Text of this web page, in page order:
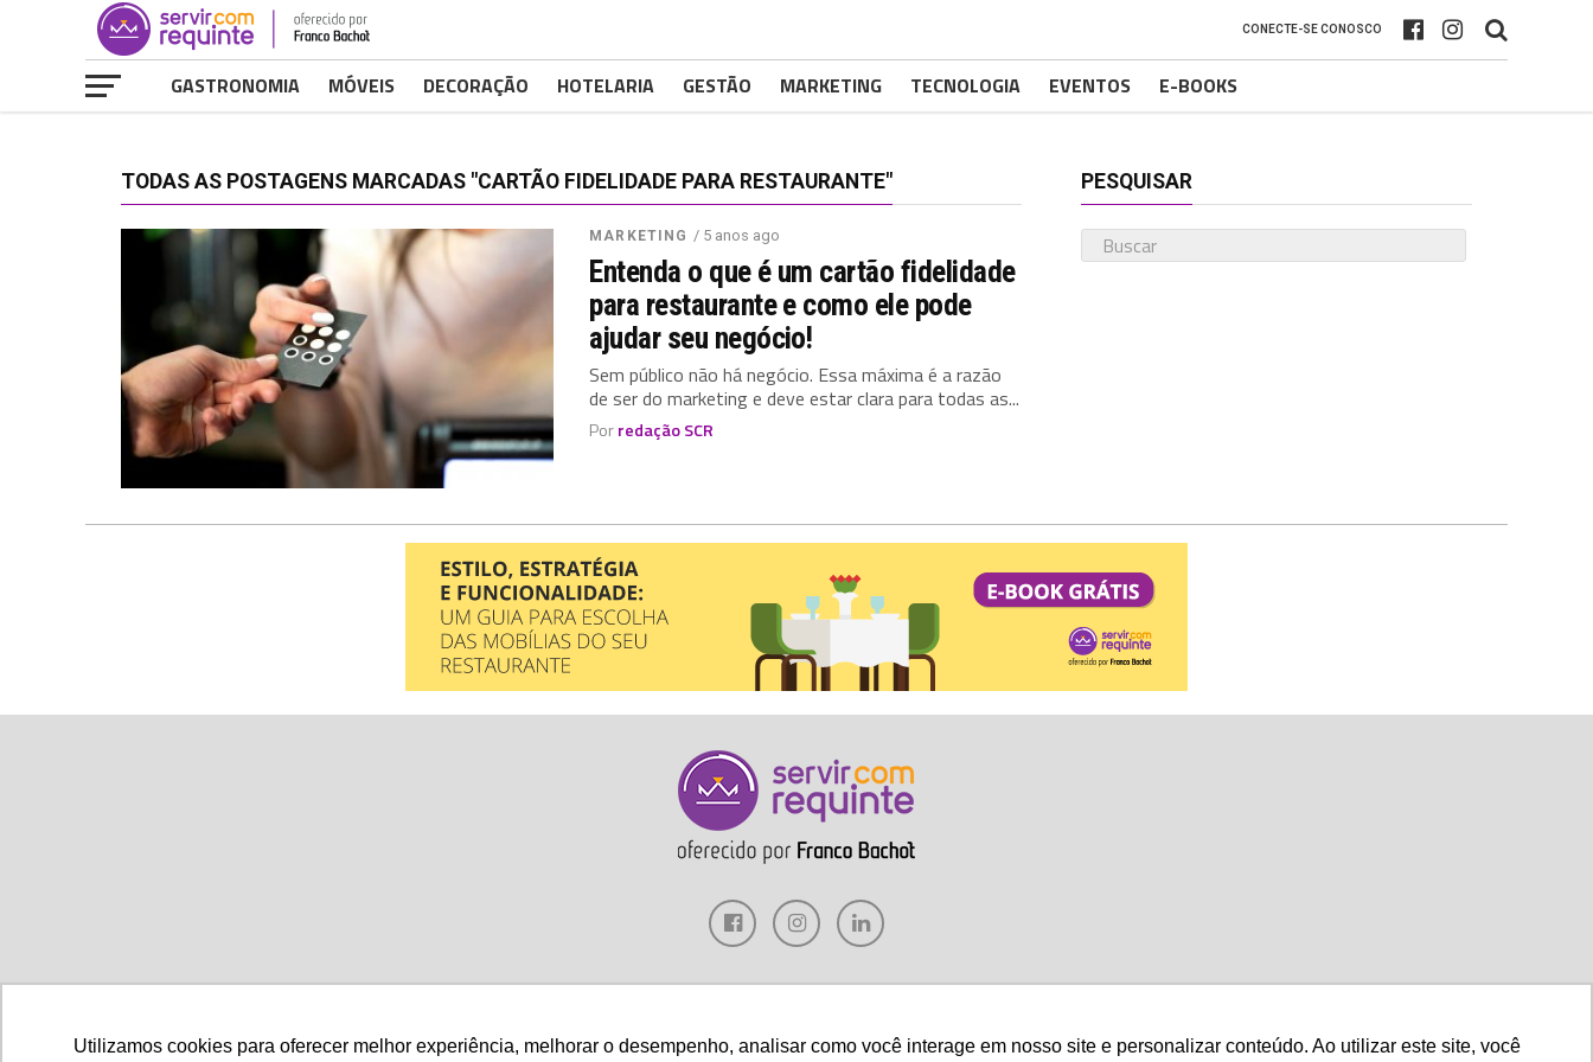
Utilizamos cookies para oferecer melhor experiência, melhorar o desempenho, analisar como você interage em nosso site e personalizar conteúdo. Ao utilizar este site, você
CONECTE-SE CONOSCO
GASTRONOMIA MÓVEIS DECORAÇÃO HOTELARIA GESTÃO MARKETING TECNOLOGIA EVENTOS E-BOOKS
TODAS AS POSTAGENS MARCADAS "CARTÃO FIDELIDADE PARA RESTAURANTE"
MARKETING / 5 anos ago
Entenda o que é um cartão fidelidade
para restaurante e como ele pode
ajudar seu negócio!
Sem público não há negócio. Essa máxima é a razão
de ser do marketing e deve estar clara para todas as...
Porredação SCR
PESQUISAR